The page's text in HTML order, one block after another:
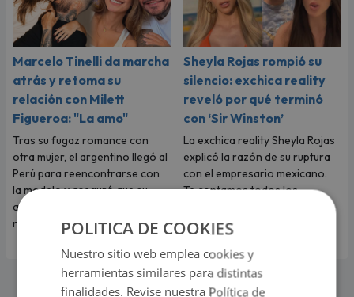
Marcelo Tinelli da marcha
atrás y retoma su
relación con Milett
Figueroa: "La amo"
Tras su fugaz romance con
otra mujer, el argentino llegó al
Perú para reencontrarse con
la modelo y aseguró que su
amor está más fuerte que
nunca.
Sheyla Rojas rompió su
silencio: exchica reality
reveló por qué terminó
con ‘Sir Winston’
La exchica reality Sheyla Rojas
explicó la razón de su ruptura
con el empresario mexicano.
Te contamos todos los
POLITICA DE COOKIES
Nuestro sitio web emplea cookies y
herramientas similares para distintas
finalidades. Revise nuestra Política de